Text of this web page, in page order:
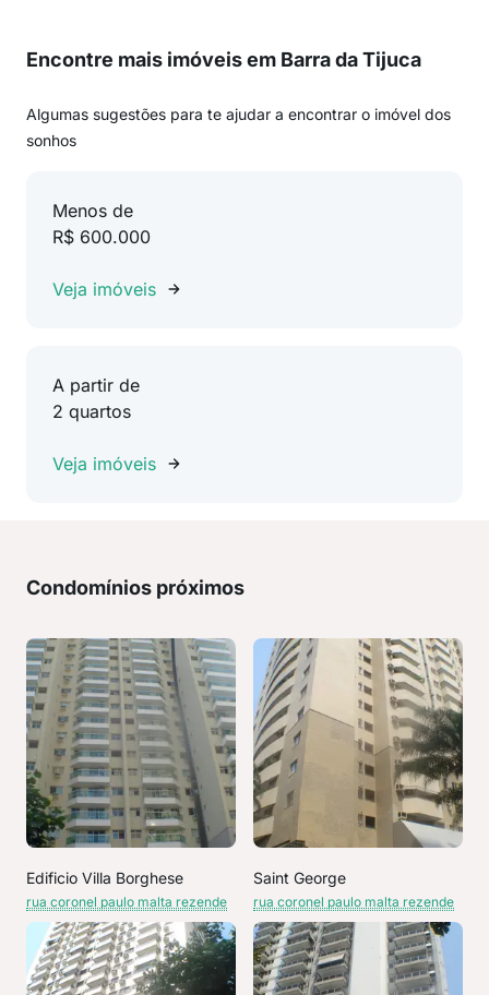
Encontre mais imóveis em Barra da Tijuca
Algumas sugestões para te ajudar a encontrar o imóvel dos
sonhos
Menos de
R$ 600.000
Veja imóveis
A partir de
2 quartos
Veja imóveis
Condomínios próximos
Edificio Villa Borghese
rua coronel paulo malta rezende
Saint George
rua coronel paulo malta rezende